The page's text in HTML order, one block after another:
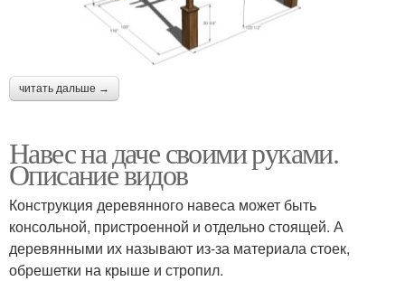
читать дальше →
Навес на даче своими руками.
Описание видов
Конструкция деревянного навеса может быть
консольной, пристроенной и отдельно стоящей. А
деревянными их называют из-за материала стоек,
обрешетки на крыше и стропил.